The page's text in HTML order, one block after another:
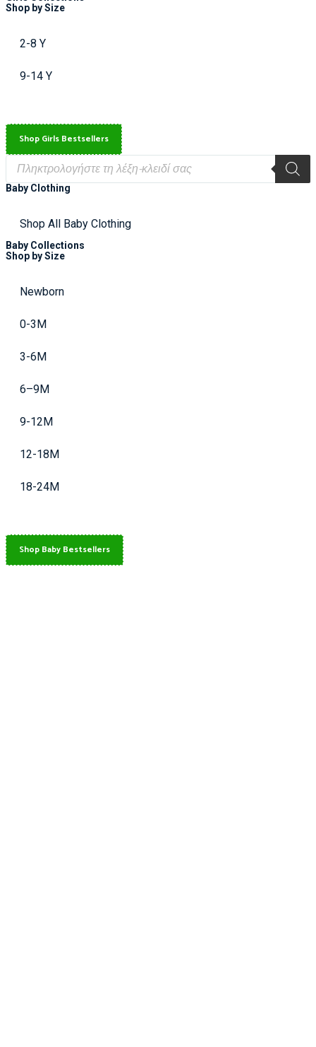
Shop by Size
2-8 Y
9-14 Y
Shop Girls Bestsellers
Baby Clothing
Shop All Baby Clothing
Baby Collections
Shop by Size
Newborn
0-3M
3-6M
6–9M
9-12M
12-18M
18-24M
Shop Baby Bestsellers